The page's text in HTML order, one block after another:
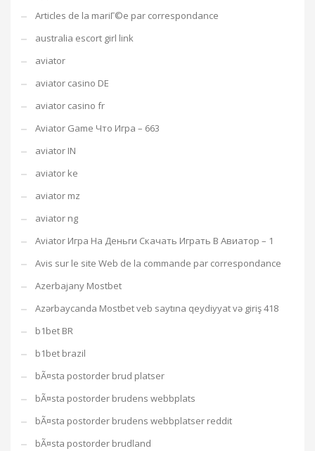
Articles de la mariГ©e par correspondance
australia escort girl link
aviator
aviator casino DE
aviator casino fr
Aviator Game Что Игра – 663
aviator IN
aviator ke
aviator mz
aviator ng
Aviator Игра На Деньги Скачать Играть В Авиатор – 1
Avis sur le site Web de la commande par correspondance
Azerbajany Mostbet
Azərbaycanda Mostbet veb saytına qeydiyyat və giriş 418
b1bet BR
b1bet brazil
bÃ¤sta postorder brud platser
bÃ¤sta postorder brudens webbplats
bÃ¤sta postorder brudens webbplatser reddit
bÃ¤sta postorder brudland